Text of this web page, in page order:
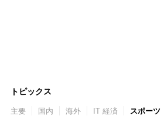
トピックス
主要 国内 海外 IT 経済 スポーツ